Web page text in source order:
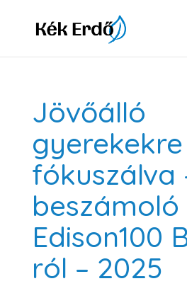
Jövőálló
gyerekekre
fókuszálva
beszámoló
Edison100
ról – 2025